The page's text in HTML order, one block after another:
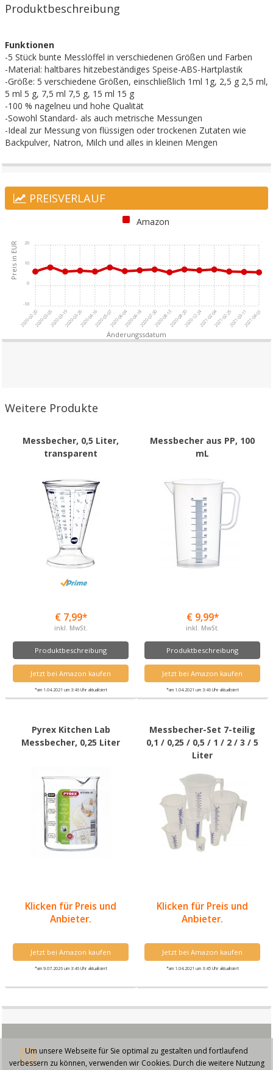
Produktbeschreibung
Funktionen
-5 Stück bunte Messlöffel in verschiedenen Größen und Farben
-Material: haltbares hitzebeständiges Speise-ABS-Hartplastik
-Größe: 5 verschiedene Größen, einschließlich 1ml 1g, 2,5 g 2,5 ml,
5 ml 5 g, 7,5 ml 7,5 g, 15 ml 15 g
-100 % nagelneu und hohe Qualität
-Sowohl Standard- als auch metrische Messungen
-Ideal zur Messung von flüssigen oder trockenen Zutaten wie
Backpulver, Natron, Milch und alles in kleinen Mengen
PREISVERLAUF
Amazon
2020-02-202020-03-052020-03-192020-03-262020-04-162020-05-072020-06-042020-06-182020-07-302020-08-132020-08-202020-12-242021-02-042021-02-252021-03-112021-04-01
-10
0
10
20
Weitere Produkte
Messbecher, 0,5 Liter,
transparent
€ 7,99*
inkl. MwSt.
Produktbeschreibung
Jetzt bei Amazon kaufen
*am 1.04.2021 um 3:46 Uhr aktualisiert
Messbecher aus PP, 100
mL
€ 9,99*
inkl. MwSt.
Produktbeschreibung
Jetzt bei Amazon kaufen
*am 1.04.2021 um 3:46 Uhr aktualisiert
Pyrex Kitchen Lab
Messbecher, 0,25 Liter
Klicken für Preis und
Anbieter.
Jetzt bei Amazon kaufen
*am 9.07.2026 um 3:46 Uhr aktualisiert
Messbecher-Set 7-teilig
0,1 / 0,25 / 0,5 / 1 / 2 / 3 / 5
Liter
Klicken für Preis und
Anbieter.
Jetzt bei Amazon kaufen
*am 1.04.2021 um 3:45 Uhr aktualisiert
Um unsere Webseite für Sie optimal zu gestalten und fortlaufend
verbessern zu können, verwenden wir Cookies. Durch die weitere Nutzung